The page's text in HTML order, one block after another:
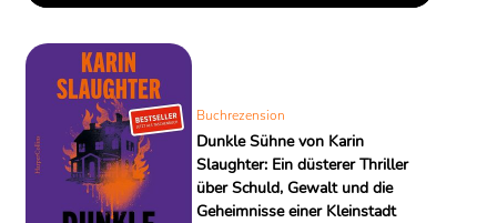
Buchrezension
Dunkle Sühne von Karin
Slaughter: Ein düsterer Thriller
über Schuld, Gewalt und die
Geheimnisse einer Kleinstadt